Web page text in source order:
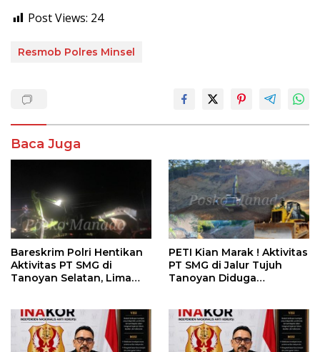
Post Views: 24
Resmob Polres Minsel
Baca Juga
Bareskrim Polri Hentikan
Aktivitas PT SMG di
Tanoyan Selatan, Lima
PETI Kian Marak ! Aktivitas
PT SMG di Jalur Tujuh
Tanoyan Diduga